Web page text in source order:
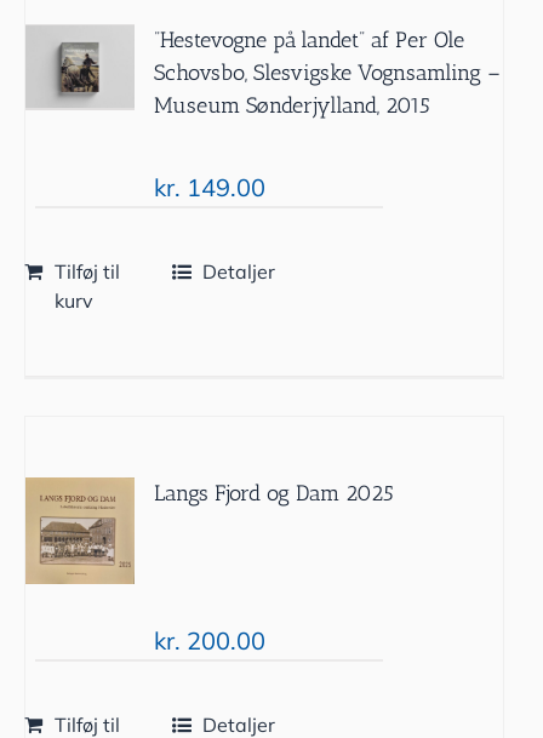
”Hestevogne på landet” af Per Ole
Schovsbo, Slesvigske Vognsamling –
Museum Sønderjylland, 2015
kr. 149.00
Tilføj til
kurv
Detaljer
Langs Fjord og Dam 2025
kr. 200.00
Tilføj til
Detaljer